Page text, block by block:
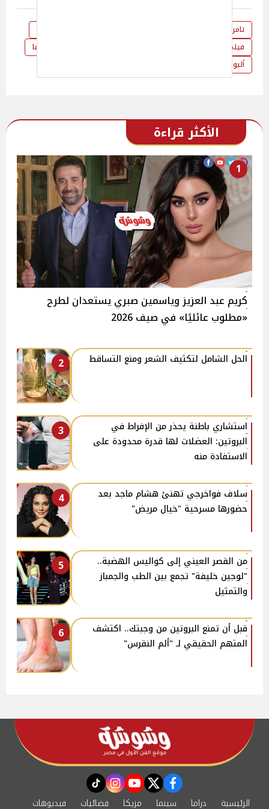
تامر حسني
فيلم
سينما
ألبوم
الأكثر قراءة
1
كريم عبد العزيز وياسمين صبري يستعدان لطرح
«مطلوب عائليًا» في صيف 2026
2 الحل الشامل لتكثيف الشعر ومنع التساقط
3
استشاري باطنة يحذر من الإفراط في
البروتين: العضلات لها قدرة محدودة على
الاستفادة منه
4
سلاف فواخرجي تهنئ هشام ماجد بعد
حضورها مسرحية "خيال مريض"
5
من القصر العيني إلى كواليس الهضبة..
"لوجين خليفة" تجمع بين الطب والجمباز
والتمثيل
6
قبل أن تمنع البروتين من وجبتك.. اكتشف
المتهم الحقيقي لـ "ألم النقرس"
facebook
twitter
youtube
instagram
tiktok
الرئيسية دراما سينما مزيكا فضائيات فيديوهات